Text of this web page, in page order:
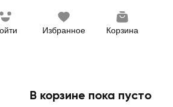
Избранное Корзина
В корзине пока пусто